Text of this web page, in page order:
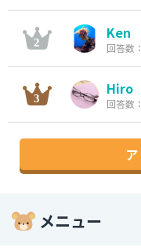
Ken
回答数
Hiro
回答数
メニュー